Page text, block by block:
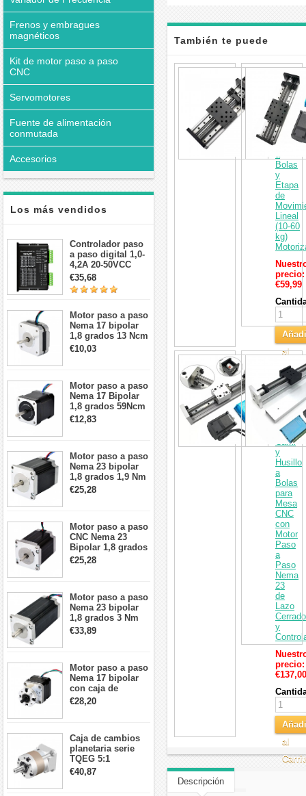
Frenos y embragues
magnéticos
Kit de motor paso a paso
CNC
Servomotores
Fuente de alimentación
conmutada
Accesorios
Los más vendidos
Controlador paso
a paso digital 1,0-
4,2A 20-50VCC
para motor paso a
paso Nema 17, 23,
24
€35,68
Motor paso a paso
Nema 17 bipolar
1,8 grados 13 Ncm
1A 3,5 V
42x42x20mm 4
€10,03
Motor paso a paso
Nema 17 Bipolar
1,8 grados 59Ncm
2A 42x48mm 4
cables compatible
€12,83
Motor paso a paso
Nema 23 bipolar
1,8 grados 1,9 Nm
2,8 A 3,2 V
57x57x76mm 4
€25,28
Motor paso a paso
CNC Nema 23
Bipolar 1,8 grados
1,9 Nm 3A 3,36 V
57x57x76mm 4
€25,28
Motor paso a paso
Nema 23 bipolar
1,8 grados 3 Nm
4,2A 57x57x114mm
motor paso a paso
€33,89
Motor paso a paso
Nema 17 bipolar
con caja de
cambios planetaria
5:1 longitud 33mm
Robot CNC DIY
€28,20
Caja de cambios
planetaria serie
TQEG 5:1
contragolpe 15
arcmin para motor
€40,87
También te puede
interesar
Mesa
CNC
de
Doble
Guía
con
Husillo
a
Bolas
y
Etapa
de
Lineal
(10‑60
kg)
precio:
€59,99
al
de
Etapa
Lineal
con
Guía
de
Carril
y
Husillo
a
Bolas
para
Mesa
CNC
con
Motor
Paso
a
Paso
Nema
23
de
Lazo
Cerrado
y
precio:
€137,00
al
Descripción